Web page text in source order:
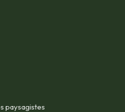
paysagistes